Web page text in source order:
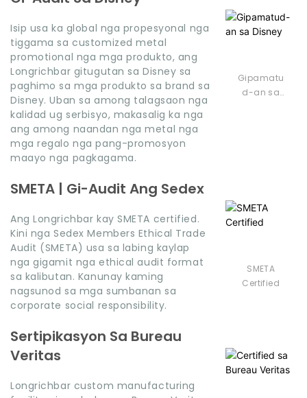
Isip usa ka global nga propesyonal nga
tiggama sa customized metal
promotional nga mga produkto, ang
Longrichbar gitugutan sa Disney sa
paghimo sa mga produkto sa brand sa
Disney. Uban sa among talagsaon nga
kalidad ug serbisyo, makasalig ka nga
ang among naandan nga metal nga
mga regalo nga pang-promosyon
maayo nga pagkagama.
Gipamatu
d-an sa
SMETA | Gi-Audit Ang Sedex
Ang Longrichbar kay SMETA certified.
Kini nga Sedex Members Ethical Trade
Audit (SMETA) usa sa labing kaylap
nga gigamit nga ethical audit format
sa kalibutan. Kanunay kaming
nagsunod sa mga sumbanan sa
corporate social responsibility.
SMETA
Certified
Sertipikasyon Sa Bureau
Veritas
Longrichbar custom manufacturing